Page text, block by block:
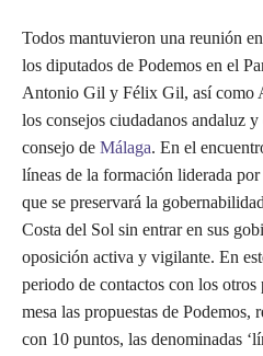
Todos mantuvieron una reunión
los diputados de Podemos en el
Antonio Gil y Félix Gil, así como
los consejos ciudadanos andaluz
consejo de Málaga. En el
líneas de la formación liderada
que se preservará la
Costa del Sol sin entrar en sus
oposición activa y vigilante. En
periodo de contactos con los otros
mesa las propuestas de Podemos,
con 10 puntos, las denominadas